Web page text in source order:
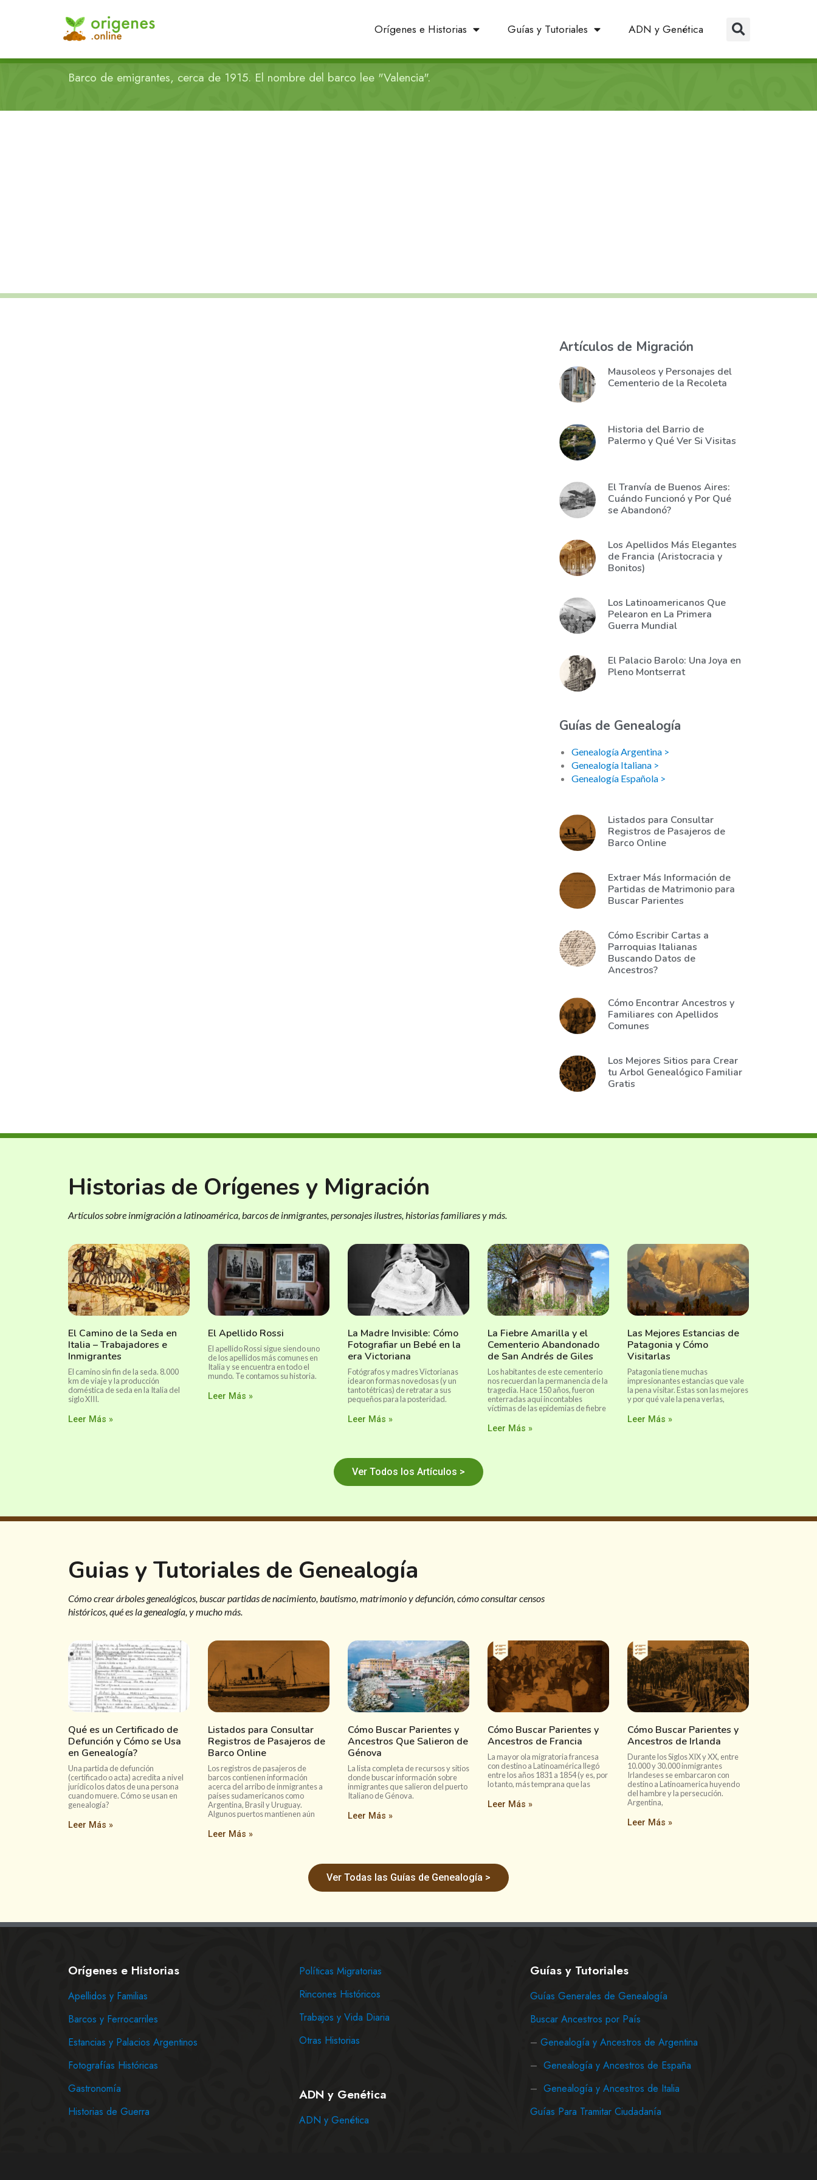
Orígenes e Historias Guías y Tutoriales ADN y Genética
Barco de emigrantes, cerca de 1915. El nombre del barco lee "Valencia".
Artículos de Migración
Mausoleos y Personajes del
Cementerio de la Recoleta
Historia del Barrio de
Palermo y Qué Ver Si Visitas
El Tranvía de Buenos Aires:
Cuándo Funcionó y Por Qué
se Abandonó?
Los Apellidos Más Elegantes
de Francia (Aristocracia y
Bonitos)
Los Latinoamericanos Que
Pelearon en La Primera
Guerra Mundial
El Palacio Barolo: Una Joya en
Pleno Montserrat
Guías de Genealogía
Genealogía Argentina >
Genealogía Italiana >
Genealogía Española >
Listados para Consultar
Registros de Pasajeros de
Barco Online
Extraer Más Información de
Partidas de Matrimonio para
Buscar Parientes
Cómo Escribir Cartas a
Parroquias Italianas
Buscando Datos de
Ancestros?
Cómo Encontrar Ancestros y
Familiares con Apellidos
Comunes
Los Mejores Sitios para Crear
tu Arbol Genealógico Familiar
Gratis
Historias de Orígenes y Migración
Artículos sobre inmigración a latinoamérica, barcos de inmigrantes, personajes ilustres, historias familiares y más.
El Camino de la Seda en
Italia – Trabajadores e
Inmigrantes
El camino sin fin de la seda. 8.000
km de viaje y la producción
doméstica de seda en la Italia del
siglo XIII.
Leer Más »
El Apellido Rossi
El apellido Rossi sigue siendo uno
de los apellidos más comunes en
Italia y se encuentra en todo el
mundo. Te contamos su historia.
Leer Más »
La Madre Invisible: Cómo
Fotografiar un Bebé en la
era Victoriana
Fotógrafos y madres Victorianas
idearon formas novedosas (y un
tanto tétricas) de retratar a sus
pequeños para la posteridad.
Leer Más »
La Fiebre Amarilla y el
Cementerio Abandonado
de San Andrés de Giles
Los habitantes de este cementerio
nos recuerdan la permanencia de la
tragedia. Hace 150 años, fueron
enterradas aquí incontables
víctimas de las epidemias de fiebre
Leer Más »
Las Mejores Estancias de
Patagonia y Cómo
Visitarlas
Patagonia tiene muchas
impresionantes estancias que vale
la pena visitar. Estas son las mejores
y por qué vale la pena verlas,
Leer Más »
Ver Todos los Artículos >
Guias y Tutoriales de Genealogía
Cómo crear árboles genealógicos, buscar partidas de nacimiento, bautismo, matrimonio y defunción, cómo consultar censos
históricos, qué es la genealogía, y mucho más.
Qué es un Certificado de
Defunción y Cómo se Usa
en Genealogía?
Una partida de defunción
(certificado o acta) acredita a nivel
jurídico los datos de una persona
cuando muere. Cómo se usan en
genealogía?
Leer Más »
Listados para Consultar
Registros de Pasajeros de
Barco Online
Los registros de pasajeros de
barcos contienen información
acerca del arribo de inmigrantes a
países sudamericanos como
Argentina, Brasil y Uruguay.
Algunos puertos mantienen aún
Leer Más »
Cómo Buscar Parientes y
Ancestros Que Salieron de
Génova
La lista completa de recursos y sitios
donde buscar información sobre
inmigrantes que salieron del puerto
Italiano de Génova.
Leer Más »
Cómo Buscar Parientes y
Ancestros de Francia
La mayor ola migratoria francesa
con destino a Latinoamérica llegó
entre los años 1831 a 1854 (y es, por
lo tanto, más temprana que las
Leer Más »
Cómo Buscar Parientes y
Ancestros de Irlanda
Durante los Siglos XIX y XX, entre
10.000 y 30.000 inmigrantes
Irlandeses se embarcaron con
destino a Latinoamerica huyendo
del hambre y la persecución.
Argentina,
Leer Más »
Ver Todas las Guías de Genealogía >
Orígenes e Historias
Apellidos y Familias
Barcos y Ferrocarriles
Estancias y Palacios Argentinos
Fotografías Históricas
Gastronomía
Historias de Guerra
Políticas Migratorias
Rincones Históricos
Trabajos y Vida Diaria
Otras Historias
ADN y Genética
ADN y Genética
Guías y Tutoriales
Guías Generales de Genealogía
Buscar Ancestros por País
– Genealogía y Ancestros de Argentina
– Genealogía y Ancestros de España
– Genealogía y Ancestros de Italia
Guías Para Tramitar Ciudadanía